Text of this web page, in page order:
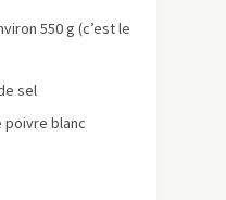
550 g (c’est le
sel
poivre blanc